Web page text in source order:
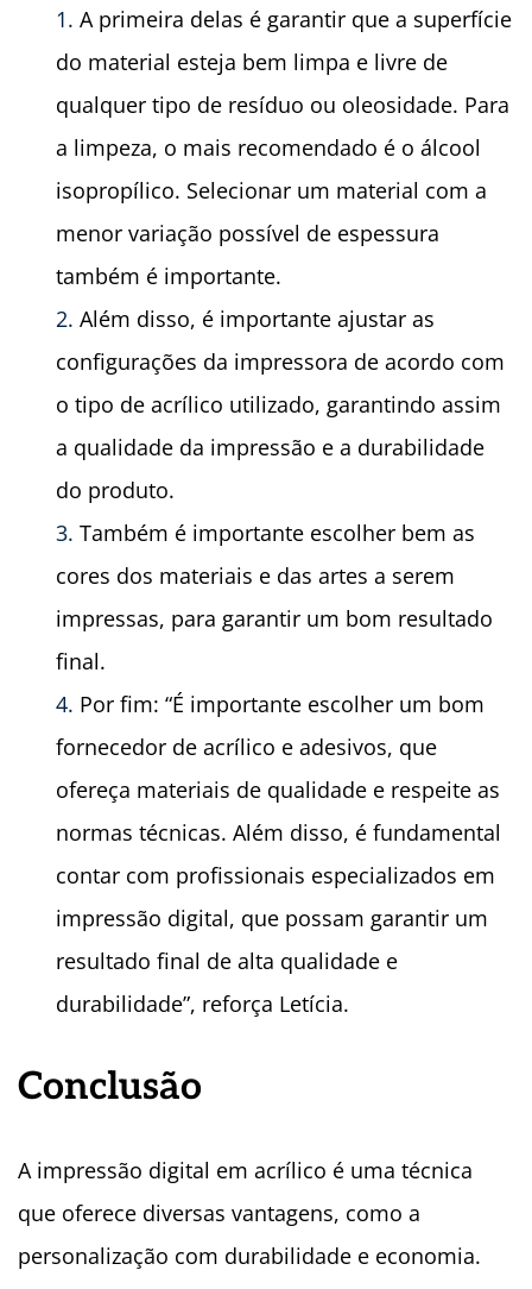
A primeira delas é garantir que a superfície
do material esteja bem limpa e livre de
qualquer tipo de resíduo ou oleosidade. Para
a limpeza, o mais recomendado é o álcool
isopropílico. Selecionar um material com a
menor variação possível de espessura
também é importante.
Além disso, é importante ajustar as
configurações da impressora de acordo com
o tipo de acrílico utilizado, garantindo assim
a qualidade da impressão e a durabilidade
do produto.
Também é importante escolher bem as
cores dos materiais e das artes a serem
impressas, para garantir um bom resultado
final.
Por fim: “É importante escolher um bom
fornecedor de acrílico e adesivos, que
ofereça materiais de qualidade e respeite as
normas técnicas. Além disso, é fundamental
contar com profissionais especializados em
impressão digital, que possam garantir um
resultado final de alta qualidade e
durabilidade”, reforça Letícia.
Conclusão
A impressão digital em acrílico é uma técnica
que oferece diversas vantagens, como a
personalização com durabilidade e economia.